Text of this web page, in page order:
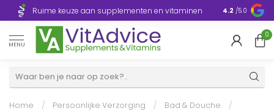
Ruime keuze aan supplementen en vitaminen Europa
4.2 /5.0
MENU
0
Home / Persoonlijke Verzorging / Bad & Douche
/